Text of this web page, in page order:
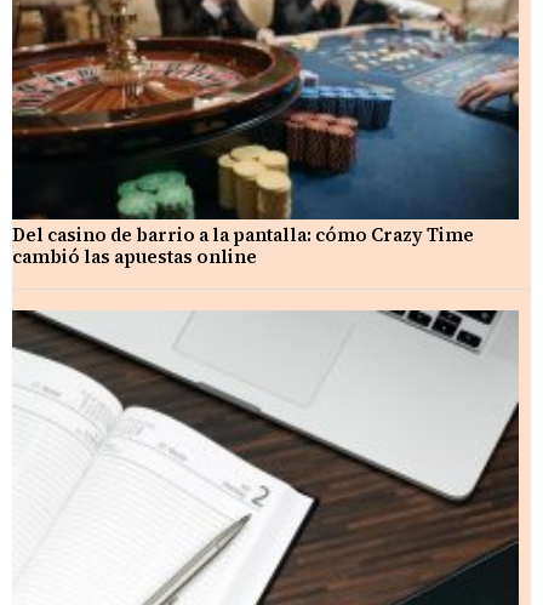
Del casino de barrio a la pantalla: cómo Crazy Time
cambió las apuestas online